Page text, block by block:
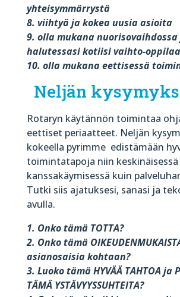
yhteisymmärrystä
8. viihtyä ja kokea uusia asioita
9. olla mukana
halutessasi kotiisi vaihto-
10. olla mukana eettisessä
Neljän
Rotaryn käytännön toimintaa
eettiset periaatteet. Neljän
kokeella pyrimme edistämään
toimintatapoja niin keskinäisessä
kanssakäymisessä kuin
Tutki siis ajatuksesi, sanasi ja
avulla.
1. Onko tämä TOTTA?
2. Onko tämä
asianosaisia kohtaan?
3. Luoko tämä HYVÄÄ TAHTOA ja
TÄMÄ YSTÄVYYSSUHTEITA?